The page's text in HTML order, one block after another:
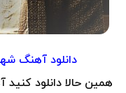
دانلود آهنگ
همین حالا دانلود کنید